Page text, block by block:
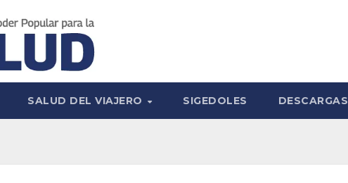
SALUD DEL VIAJERO SIGEDOLES DESCARGAS